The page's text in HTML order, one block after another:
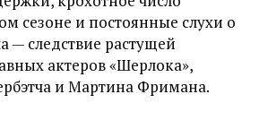
сезоне и постоянные слухи о
— следствие растущей
актеров «Шерлока»,
и Мартина Фримана.